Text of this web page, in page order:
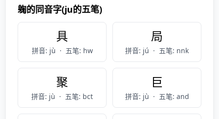
躹的同音字(ju的五笔)
具
拼音: jù · 五笔: hw
局
拼音: jú · 五笔: nnk
聚
拼音: jù · 五笔: bct
巨
拼音: jù · 五笔: and